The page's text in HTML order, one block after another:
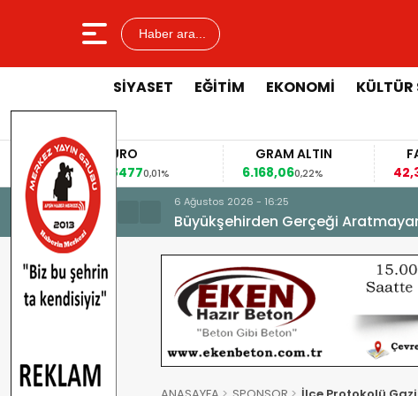
Haber ara...
SİYASET EĞİTİM EKONOMİ
EURO
53,84770,01%
GRAM ALTIN
6.168,060,22%
FAİZ
42,31-
6 Ağustos 2026 - 16:25
Büyükşehirden Gerçeği